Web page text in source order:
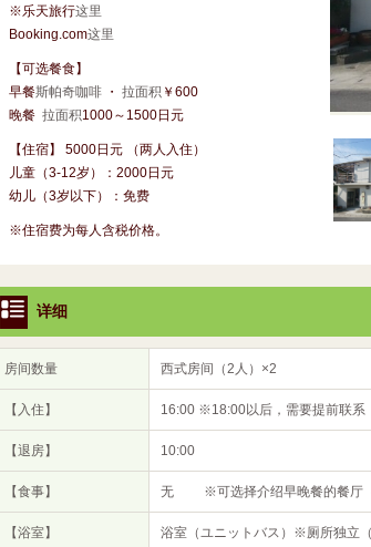
※乐天旅行这里
Booking.com这里
【可选餐食】
早餐斯帕奇咖啡・ 拉面积 ￥600
晚餐 拉面积1000～1500日元
【住宿】 5000日元 （两人入住）
儿童（3-12岁）：2000日元
幼儿（3岁以下）：免费
※住宿费为每人含税价格。
详细
房间数量 西式房间（2人）×2
【入住】 16:00 ※18:00以后，需要提前联系
【退房】 10:00
【食事】 无 ※可选择介绍早晚餐的餐厅（
【浴室】 浴室（ユニットバス）※厕所独立（